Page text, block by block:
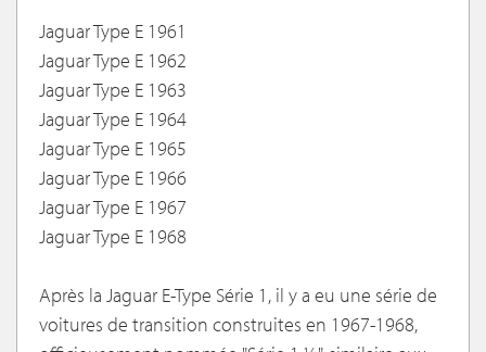
Jaguar Type E 1961
Jaguar Type E 1962
Jaguar Type E 1963
Jaguar Type E 1964
Jaguar Type E 1965
Jaguar Type E 1966
Jaguar Type E 1967
Jaguar Type E 1968
Après la Jaguar E-Type Série 1, il y a eu une série de
voitures de transition construites en 1967-1968,